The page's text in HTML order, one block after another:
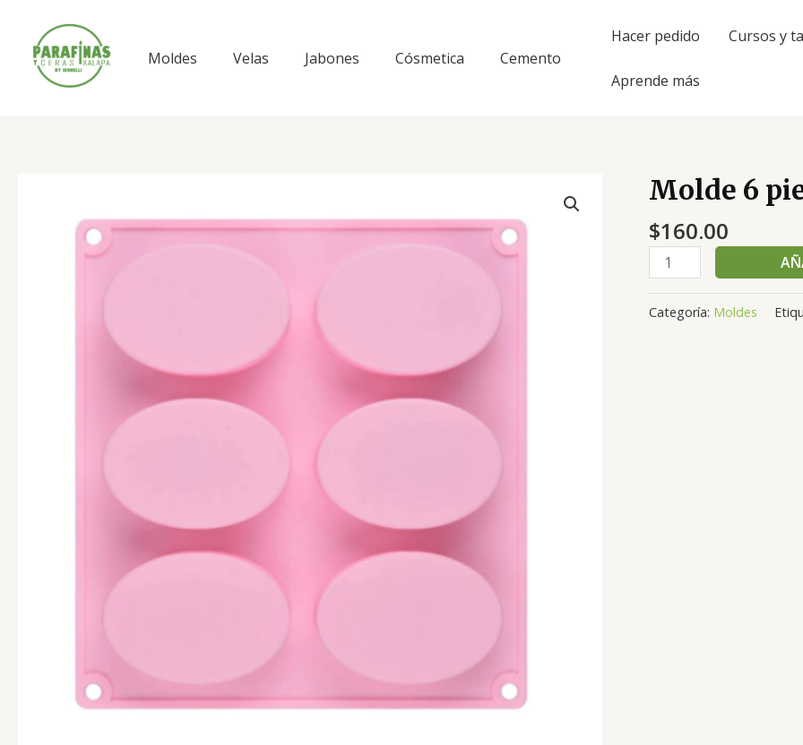
contenido
Moldes Velas Jabones Cósmetica Cemento
Hacer pedido Cursos y
Aprende más
Molde 6
$160.00
Molde
6
piezas
ovaladas
cantidad
Categoría: Moldes